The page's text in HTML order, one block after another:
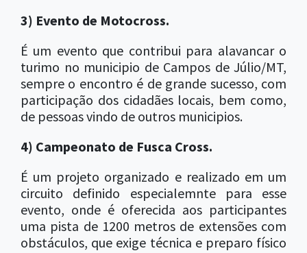
3) Evento de Motocross.
É um evento que contribui para alavancar o
turimo no municipio de Campos de Júlio/MT,
sempre o encontro é de grande sucesso, com
participação dos cidadães locais, bem como,
de pessoas vindo de outros municipios.
4) Campeonato de Fusca Cross.
É um projeto organizado e realizado em um
circuito definido especialemnte para esse
evento, onde é oferecida aos participantes
uma pista de 1200 metros de extensões com
obstáculos, que exige técnica e preparo físico